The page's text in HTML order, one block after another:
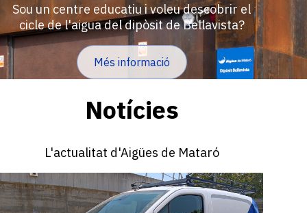
Sou un centre educatiu i voleu descobrir el
cicle de l'aigua del dipòsit de Bellavista?
Més informació
Notícies
L'actualitat d'Aigües de Mataró